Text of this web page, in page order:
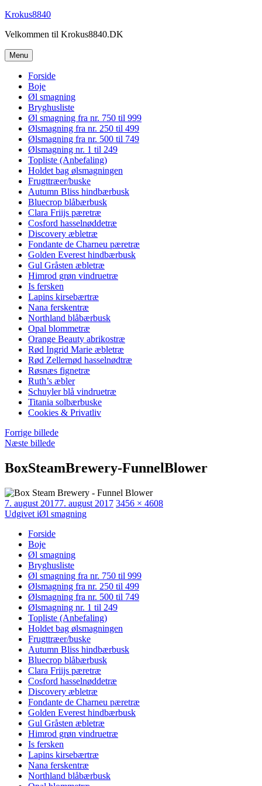
Videre
indhold
Krokus8840
Velkommen til Krokus8840.DK
Menu
Forside
Boje
Øl smagning
Bryghusliste
Øl smagning fra nr. 750 til 999
Ølsmagning fra nr. 250 til 499
Ølsmagning fra nr. 500 til 749
Ølsmagning nr. 1 til 249
Topliste (Anbefaling)
Holdet bag ølsmagningen
Frugttræer/buske
Autumn Bliss hindbærbusk
Bluecrop blåbærbusk
Clara Friijs pæretræ
Cosford hasselnøddetræ
Discovery æbletræ
Fondante de Charneu pæretræ
Golden Everest hindbærbusk
Gul Gråsten æbletræ
Himrod grøn vindruetræ
Is fersken
Lapins kirsebærtræ
Nana ferskentræ
Northland blåbærbusk
Opal blommetræ
Orange Beauty abrikostræ
Rød Ingrid Marie æbletræ
Rød Zellernød hasselnødtræ
Røsnæs fignetræ
Ruth’s æbler
Schuyler blå vindruetræ
Titania solbærbuske
Cookies & Privatliv
Forrige billede
Næste billede
BoxSteamBrewery-FunnelBlower
Udgivet
7. august 20177. august 2017 Faktisk
3456 × 4608
Indlægsnavigation
Udgivet iØl smagning
Forside
Boje
Øl smagning
Bryghusliste
Øl smagning fra nr. 750 til 999
Ølsmagning fra nr. 250 til 499
Ølsmagning fra nr. 500 til 749
Ølsmagning nr. 1 til 249
Topliste (Anbefaling)
Holdet bag ølsmagningen
Frugttræer/buske
Autumn Bliss hindbærbusk
Bluecrop blåbærbusk
Clara Friijs pæretræ
Cosford hasselnøddetræ
Discovery æbletræ
Fondante de Charneu pæretræ
Golden Everest hindbærbusk
Gul Gråsten æbletræ
Himrod grøn vindruetræ
Is fersken
Lapins kirsebærtræ
Nana ferskentræ
Northland blåbærbusk